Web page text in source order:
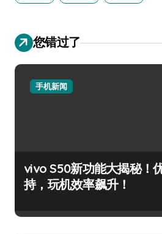
您错过了
手机新闻
vivo S50新功能大揭秘！
持，玩机效率飙升！